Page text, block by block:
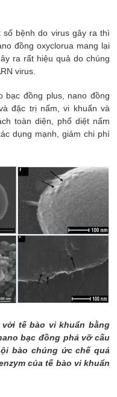
bệnh do virus gây ra thì
đồng oxyclorua mang lại
ra rất hiệu quả do chúng
virus.
bạc đồng plus, nano đồng
đặc trị nấm, vi khuẩn và
toàn diện, phổ diệt nấm
dụng mạnh, giảm chi phí
tế bào vi khuẩn bằng
bạc đồng phá vỡ cấu
bào chúng ức chế quá
của tế bào vi khuẩn